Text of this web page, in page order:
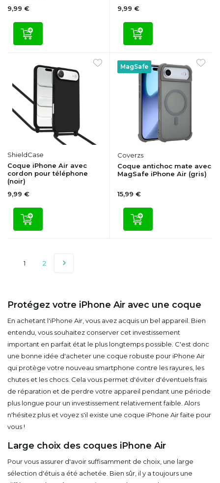
9,99 €
9,99 €
ShieldCase
Coque iPhone Air avec
cordon pour téléphone
(noir)
9,99 €
MagSafe
Coverzs
Coque antichoc mate avec
MagSafe iPhone Air (gris)
15,99 €
1 2
Protégez votre iPhone Air avec une coque
En achetant l'iPhone Air, vous avez acquis un bel appareil. Bien
entendu, vous souhaitez conserver cet investissement
important en parfait état le plus longtemps possible. C'est donc
une bonne idée d'acheter une coque robuste pour iPhone Air
qui protège votre nouveau smartphone contre les rayures, les
chutes et les chocs. Cela vous permet d'éviter d'éventuels frais
de réparation et de perdre votre appareil pendant une période
plus longue pour un investissement relativement faible. Alors
n'hésitez plus et voyez s'il existe une coque iPhone Air faite pour
vous !
Large choix des coques iPhone Air
Pour vous assurer d'avoir suffisamment de choix, une large
sélection d'étuis a été achetée. Bien sûr, il y a toujours une